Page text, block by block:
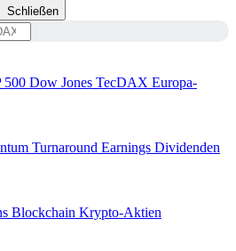
Schließen
500 Dow Jones TecDAX Europa-
Turnaround Earnings Dividenden
Blockchain Krypto-Aktien